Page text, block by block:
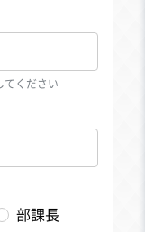
てください
部課長